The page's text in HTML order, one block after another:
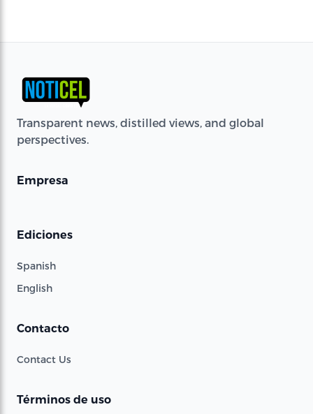
Transparent news, distilled views, and global
perspectives.
Empresa
Ediciones
Spanish
English
Contacto
Contact Us
Términos de uso